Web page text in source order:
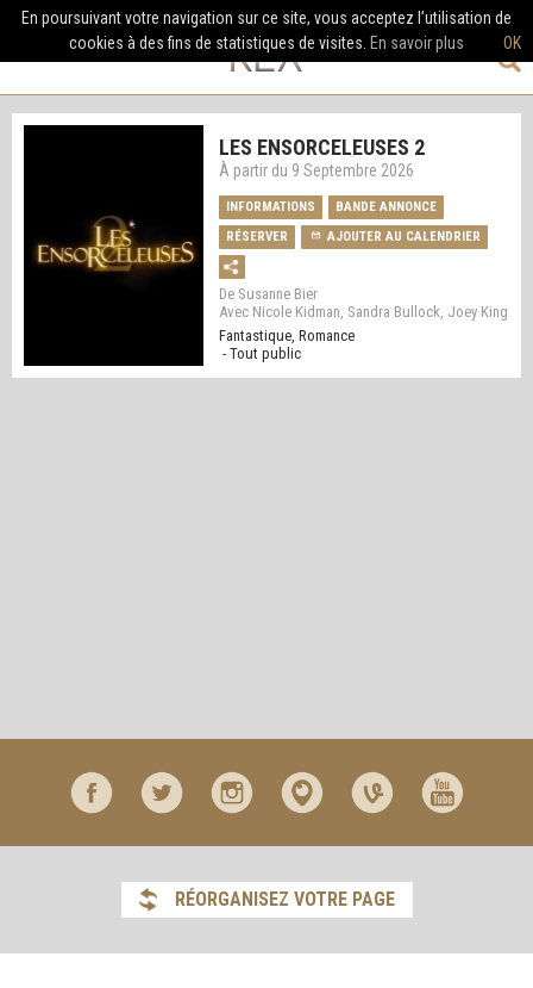
LES ENSORCELEUSES 2
À partir du 9 Septembre 2026
INFORMATIONS
BANDE ANNONCE
RÉSERVER
AJOUTER AU CALENDRIER
De Susanne Bier
Avec Nicole Kidman, Sandra Bullock, Joey King
Fantastique, Romance
- Tout public
RÉORGANISEZ VOTRE PAGE
OK
En poursuivant votre navigation sur ce site, vous acceptez l’utilisation de
cookies à des fins de statistiques de visites. En savoir plus